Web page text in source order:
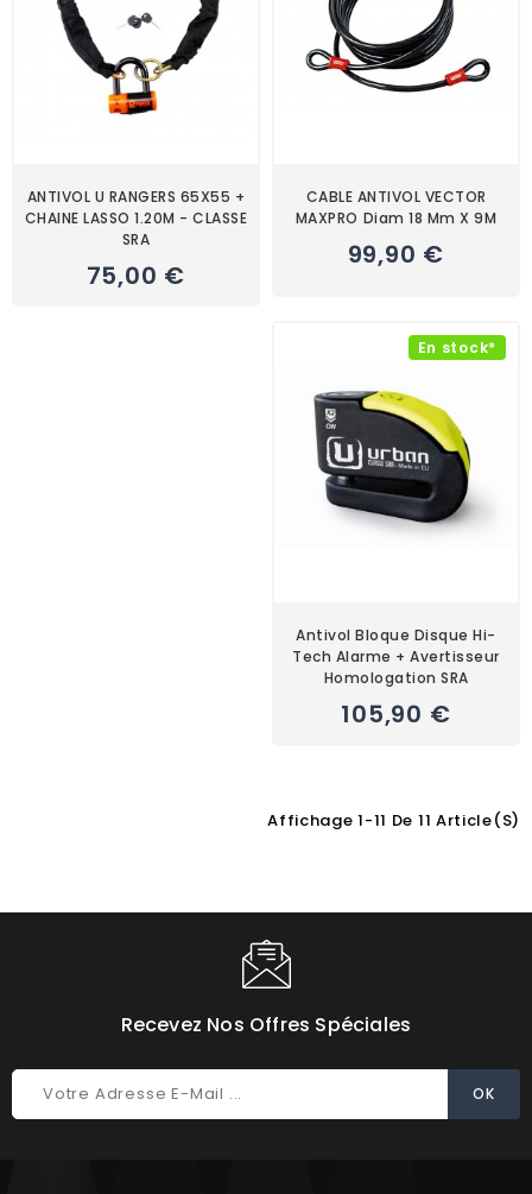
ANTIVOL U RANGERS 65X55 +
CHAINE LASSO 1.20M - CLASSE
SRA
75,00 €
CABLE ANTIVOL VECTOR
MAXPRO diam 18 Mm X 9M
99,90 €
En stock*
Antivol Bloque Disque Hi-
Tech Alarme + Avertisseur
Homologation SRA
105,90 €
Affichage 1-11 De 11 Article(s)
Recevez Nos Offres Spéciales